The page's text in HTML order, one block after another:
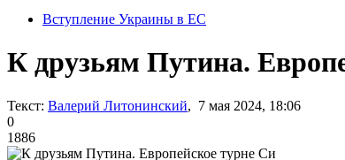
Вступление Украины в ЕС
К друзьям Путина.
Текст: Валерий Литонинский, 7 мая 2024, 18:06
0
1886